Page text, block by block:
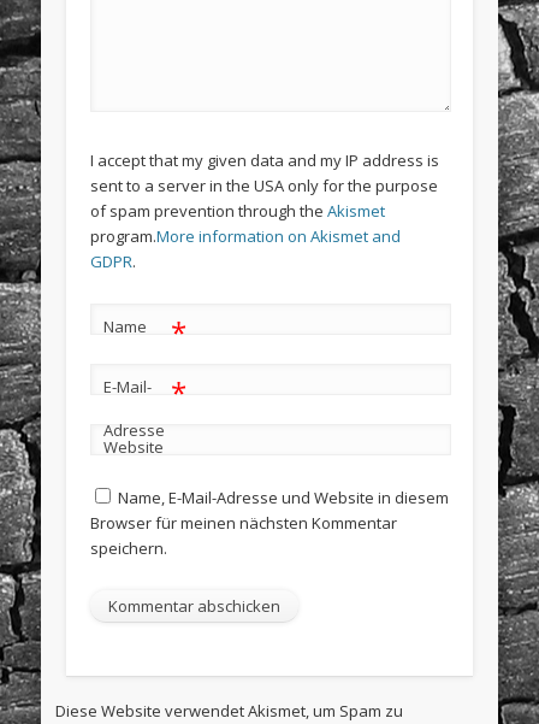
I accept that my given data and my IP address is
sent to a server in the USA only for the purpose
of spam prevention through the Akismet
program.More information on Akismet and
GDPR.
Name *
E-Mail-
Adresse
*
Website
Name, E-Mail-Adresse und Website in diesem
Browser für meinen nächsten Kommentar
speichern.
Diese Website verwendet Akismet, um Spam zu